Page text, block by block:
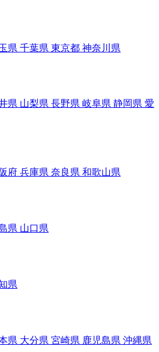
県 千葉県 東京都 神奈川県
県 山梨県 長野県 岐阜県 静岡県 愛
府 兵庫県 奈良県 和歌山県
県 山口県
県
県 大分県 宮崎県 鹿児島県 沖縄県